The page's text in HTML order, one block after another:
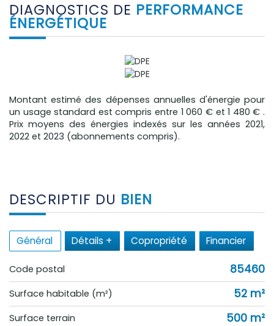
DIAGNOSTICS DE PERFORMANCE
ÉNERGÉTIQUE
Montant estimé des dépenses annuelles d'énergie pour
un usage standard est compris entre 1 060 € et 1 480 € .
Prix moyens des énergies indexés sur les années 2021,
2022 et 2023 (abonnements compris).
DESCRIPTIF DU BIEN
Général Détails + Copropriété Financier
Code postal 85460
Surface habitable (m²) 52 m²
surface terrain 500 m²